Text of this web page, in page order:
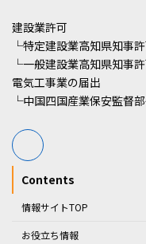
建設業許可
└特定建設業高知県知事
└一般建設業高知県知事
電気工事業の届出
└中国四国産業保安監督
Contents
情報サイトTOP
お役立ち情報